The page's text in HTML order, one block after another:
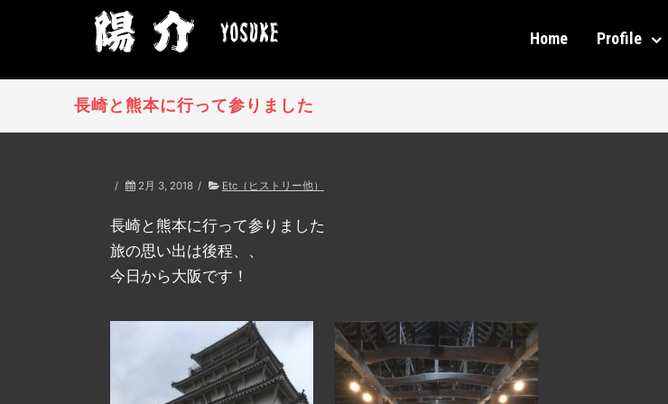
Home Profile
長崎と熊本に行って参りました
/ 2月 3, 2018 / Etc（ヒストリー他）
長崎と熊本に行って参りました
旅の思い出は後程、、
今日から大阪です！